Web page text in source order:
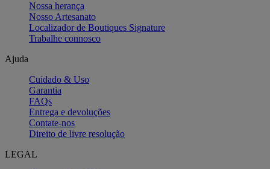
Nossa herança
Nosso Artesanato
Localizador de Boutiques Signature
Trabalhe connosco
Ajuda
Cuidado & Uso
Garantia
FAQs
Entrega e devoluções
Contate-nos
Direito de livre resolução
LEGAL